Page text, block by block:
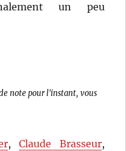
un peu
note pour l'instant, vous
,Claude Brasseur,